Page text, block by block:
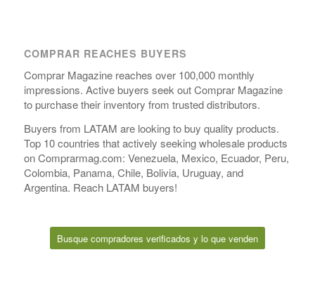
COMPRAR REACHES BUYERS
Comprar Magazine reaches over 100,000 monthly
impressions. Active buyers seek out Comprar Magazine
to purchase their inventory from trusted distributors.
Buyers from LATAM are looking to buy quality products.
Top 10 countries that actively seeking wholesale products
on Comprarmag.com: Venezuela, Mexico, Ecuador, Peru,
Colombia, Panama, Chile, Bolivia, Uruguay, and
Argentina. Reach LATAM buyers!
Busque compradores verificados y lo que venden